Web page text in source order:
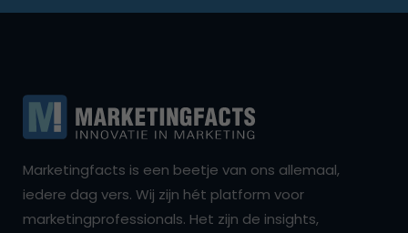
Marketingfacts is een beetje van ons allemaal,
iedere dag vers. Wij zijn hét platform voor
marketingprofessionals. Het zijn de insights,